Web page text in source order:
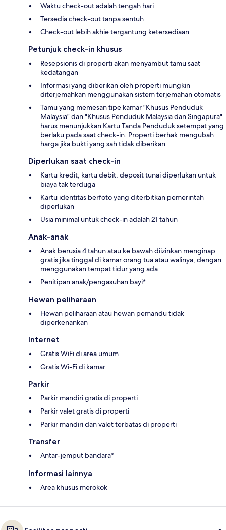
Waktu check-out adalah tengah hari
Tersedia check-out tanpa sentuh
Check-out lebih akhie tergantung ketersediaan
Petunjuk check-in khusus
Resepsionis di properti akan menyambut tamu saat
kedatangan
Informasi yang diberikan oleh properti mungkin
diterjemahkan menggunakan sistem terjemahan otomatis
Tamu yang memesan tipe kamar "Khusus Penduduk
Malaysia" dan "Khusus Penduduk Malaysia dan Singapura"
harus menunjukkan Kartu Tanda Penduduk setempat yang
berlaku pada saat check-in. Properti berhak mengubah
harga jika bukti yang sah tidak diberikan.
Diperlukan saat check-in
Kartu kredit, kartu debit, deposit tunai diperlukan untuk
biaya tak terduga
Kartu identitas berfoto yang diterbitkan pemerintah
diperlukan
Usia minimal untuk check-in adalah 21 tahun
Anak-anak
Anak berusia 4 tahun atau ke bawah diizinkan menginap
gratis jika tinggal di kamar orang tua atau walinya, dengan
menggunakan tempat tidur yang ada
Penitipan anak/pengasuhan bayi*
Hewan peliharaan
Hewan peliharaan atau hewan pemandu tidak
diperkenankan
Internet
Gratis WiFi di area umum
Gratis Wi-Fi di kamar
Parkir
Parkir mandiri gratis di properti
Parkir valet gratis di properti
Parkir mandiri dan valet terbatas di properti
Transfer
Antar-jemput bandara*
Informasi lainnya
Area khusus merokok